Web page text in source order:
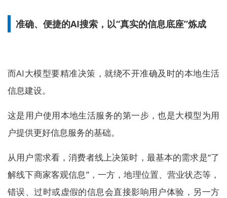
准确、便捷的AI搜索，以“真实的信息底座”炼成
而AI大模型要精准决策，就绕不开准确及时的本地生活
信息建设。
这是用户使用本地生活服务的第一步，也是大模型为用
户提供更好信息服务的基础。
从用户需求看，消费者线上决策时，最基本的需求是“了
解线下商家客观信息”，一方，地理位置、营业状态等，
错误、过时或虚假的信息会直接影响用户体验，另一方